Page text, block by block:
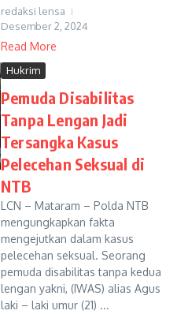
redaksi lensa
Desember 2, 2024
Read More
Hukrim
Pemuda Disabilitas
Tanpa Lengan Jadi
Tersangka Kasus
Pelecehan Seksual di
NTB
LCN – Mataram – Polda NTB
mengungkapkan fakta
mengejutkan dalam kasus
pelecehan seksual. Seorang
pemuda disabilitas tanpa kedua
lengan yakni, (IWAS) alias Agus
laki – laki umur (21) ...